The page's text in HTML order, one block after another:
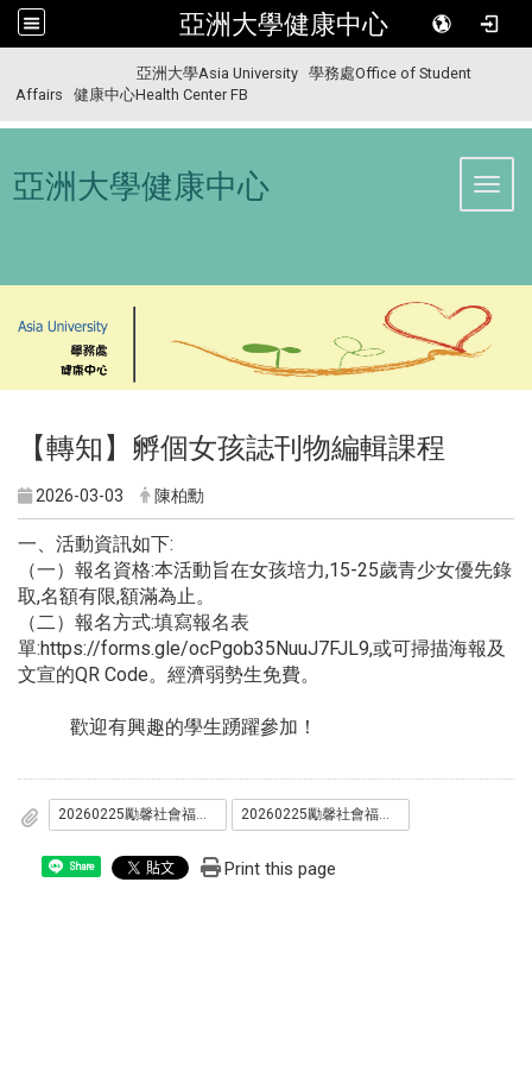
亞洲大學健康中心
亞洲大學Asia University
學務處Office of Student
Affairs
健康中心Health Center FB
亞洲大學健康中心
【轉知】孵個女孩誌刊物編輯課程
2026-03-03 陳柏勳
一、活動資訊如下:
（一）報名資格:本活動旨在女孩培力,15-25歲青少女優先錄
取,名額有限,額滿為止。
（二）報名方式:填寫報名表
單:https://forms.gle/ocPgob35NuuJ7FJL9,或可掃描海報及
文宣的QR Code。經濟弱勢生免費。
歡迎有興趣的學生踴躍參加！
20260225勵馨社會福利事業基金會_孵個女孩誌刊物編輯課程_-海報1.pdf 20260225勵馨社會福利事業基金會_孵個女孩誌刊物編輯課程_-海報2.pdf
Share Print this page